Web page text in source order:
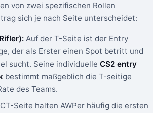
von zwei spezifischen Rollen
sich je nach Seite unterscheidet:
Auf der T-Seite ist der Entry
der als Erster einen Spot betritt und
sucht. Seine individuelle CS2 entry
bestimmt maßgeblich die T-seitige
des Teams.
Seite halten AWPer häufig die ersten